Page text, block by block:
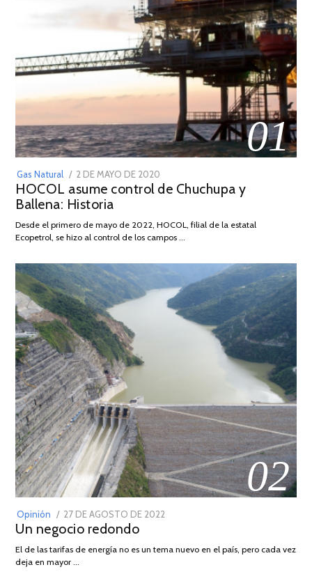
01
Gas Natural
POSTED
ON
2 DE MAYO DE 2020
DE
2026
HOCOL asume control de Chuchupa y
Ballena: Historia
Desde el primero de mayo de 2022, HOCOL, filial de la estatal
Ecopetrol, se hizo al control de los campos …
02
Opinión
POSTED
ON
27 DE AGOSTO DE 2022
DE
Un negocio redondo
El de las tarifas de energía no es un tema nuevo en el país, pero cada vez
deja en mayor …